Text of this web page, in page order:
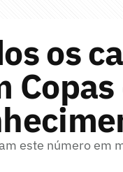
os
este número em